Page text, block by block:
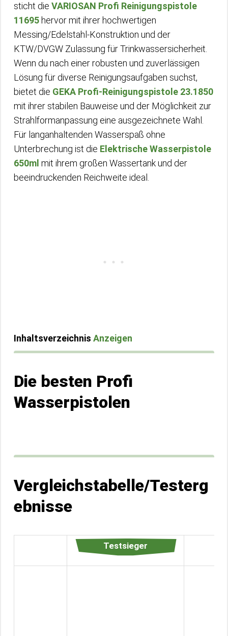
sticht die VARIOSAN Profi Reinigungspistole
11695 hervor mit ihrer hochwertigen
Messing/Edelstahl-Konstruktion und der
KTW/DVGW Zulassung für Trinkwassersicherheit.
Wenn du nach einer robusten und zuverlässigen
Lösung für diverse Reinigungsaufgaben suchst,
bietet die GEKA Profi-Reinigungspistole 23.1850
mit ihrer stabilen Bauweise und der Möglichkeit zur
Strahlformanpassung eine ausgezeichnete Wahl.
Für langanhaltenden Wasserspaß ohne
Unterbrechung ist die Elektrische Wasserpistole
650ml mit ihrem großen Wassertank und der
beeindruckenden Reichweite ideal.
Inhaltsverzeichnis Anzeigen
Die besten Profi
Wasserpistolen
Vergleichstabelle/Testerg
ebnisse
Testsieger